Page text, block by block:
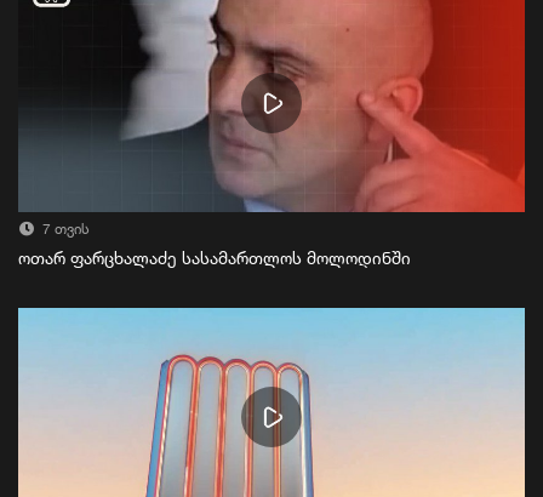
7 თვის
ოთარ ფარცხალაძე სასამართლოს მოლოდინში